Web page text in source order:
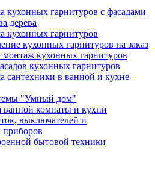
кухонных гарнитуров с фасадами
дерева
кухонных гарнитуров
кухонных гарнитуров на заказ
монтаж кухонных гарнитуров
кухонных гарнитуров
сантехники в ванной и кухне
"Умный дом"
ванной комнаты и кухни
выключателей и
приборов
бытовой техники